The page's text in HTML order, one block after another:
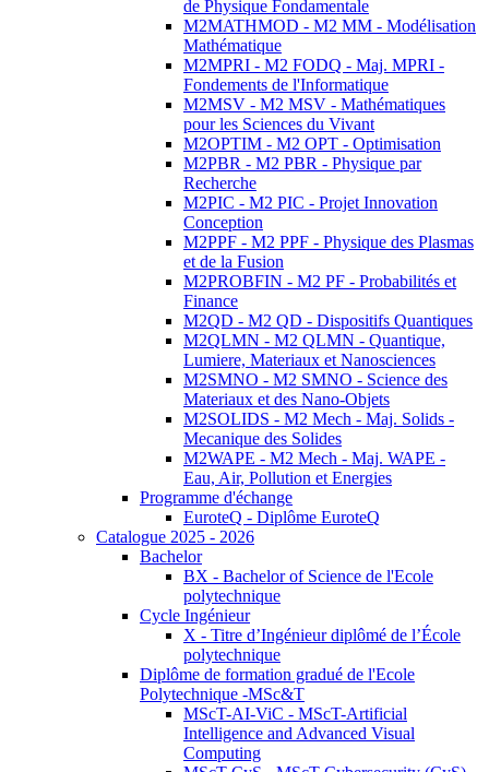
de Physique Fondamentale
M2MATHMOD - M2 MM - Modélisation
Mathématique
M2MPRI - M2 FODQ - Maj. MPRI -
Fondements de l'Informatique
M2MSV - M2 MSV - Mathématiques
pour les Sciences du Vivant
M2OPTIM - M2 OPT - Optimisation
M2PBR - M2 PBR - Physique par
Recherche
M2PIC - M2 PIC - Projet Innovation
Conception
M2PPF - M2 PPF - Physique des Plasmas
et de la Fusion
M2PROBFIN - M2 PF - Probabilités et
Finance
M2QD - M2 QD - Dispositifs Quantiques
M2QLMN - M2 QLMN - Quantique,
Lumiere, Materiaux et Nanosciences
M2SMNO - M2 SMNO - Science des
Materiaux et des Nano-Objets
M2SOLIDS - M2 Mech - Maj. Solids -
Mecanique des Solides
M2WAPE - M2 Mech - Maj. WAPE -
Eau, Air, Pollution et Energies
Programme d'échange
EuroteQ - Diplôme EuroteQ
Catalogue 2025 - 2026
Bachelor
BX - Bachelor of Science de l'Ecole
polytechnique
Cycle Ingénieur
X - Titre d’Ingénieur diplômé de l’École
polytechnique
Diplôme de formation gradué de l'Ecole
Polytechnique -MSc&T
MScT-AI-ViC - MScT-Artificial
Intelligence and Advanced Visual
Computing